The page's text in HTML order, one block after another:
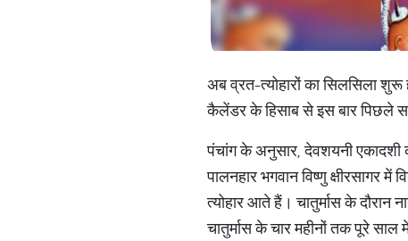
अब व्रत-त्योहारों का सिलसिला
कैलेंडर के हिसाब से इस बार पिछले
पंचांग के अनुसार, देवशयनी एकादशी
पालनहार भगवान विष्णु
त्योहार आते हैं। चातुर्मास के दौरान
चातुर्मास के चार महीनों तक पूरे